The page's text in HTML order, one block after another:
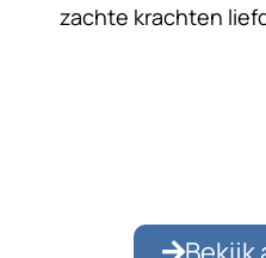
zachte krachten
foto staan ze
toegewend. Na